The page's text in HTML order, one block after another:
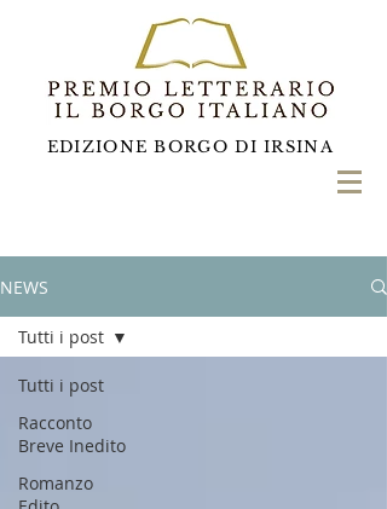
EDIZIONE BORGO DI IRSINA
NEWS
Tutti i post
Racconto
Breve Inedito
Romanzo
Tutti i post